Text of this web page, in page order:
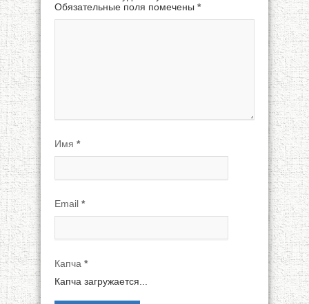
Обязательные поля помечены *
Имя *
Email *
Капча *
Капча загружается...